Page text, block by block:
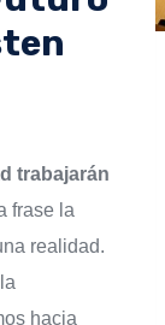
trabajarán
frase la
realidad.
hacia